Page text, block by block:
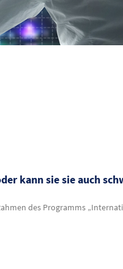
kann sie sie auch
des Programms